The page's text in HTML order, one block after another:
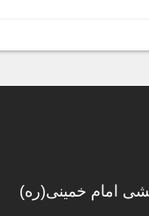
امام خمینی(ره)